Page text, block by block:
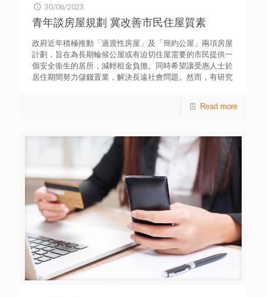
教授則鼓勵青年培養每日閱讀的習慣，建議選擇少干擾及可
靜心閱讀的環境，並且做筆記摘要，能夠獲得較大的樂趣及
啟發。愈來愈多青年投身文創產業，他指業界對創作及管理
人才的需求大幅增加，並建議初創青年要創造獨特的風格，
以自己的故事帶入社區，感動他人，方可突圍而出。
30/06/2023
青年談房屋規劃 冀改善市民住屋質素
政府近年積極推動「過渡性房屋」及「簡約公屋」兩項房屋
計劃，旨在為長期輪候公屋或有迫切住屋需要的市民提供一
個安全衞生的居所，減輕租金負擔。同時希望讓受惠人士於
居住期間努力儲錢置業，解決長遠社會問題。然而，有研究
益嚴重。因此，政府推出不同的房屋計劃，以應對市民的住
配額及計分制下的非長者一人申請。一般申請者的平均輪候
時間為5.3年，長者一人申請者約3.9年，而非長者一人申請
者的等待時間則更長。為解決迫切的住屋需求，「簡約公
屋」及「過渡性房屋」旨在惠及已輪候公屋三年或以上的人
士，而「過渡性房屋」更配額一定比例予輪候公屋不足三年
但居住於不適切居所的人士，提供另一個選擇。這兩項計劃
配合《長遠房屋策略》（下稱《長策》）中，預計在2027年
後相繼落成的43萬個單位，理論上可解決大部分市民的住屋
需要。 考慮到與《長策》接軌、實際使用率、承載能力，
以及工程延誤等因素，對政府以「提速、提效、提量、提
質」來解決房屋問題的建屋目標帶來各種挑戰。房屋局認為
新式的「組裝合成」建築方法能節省施工時間，在建築業界
的支持下，有信心各項計劃能按時達成建屋目標。透過有序
Read more